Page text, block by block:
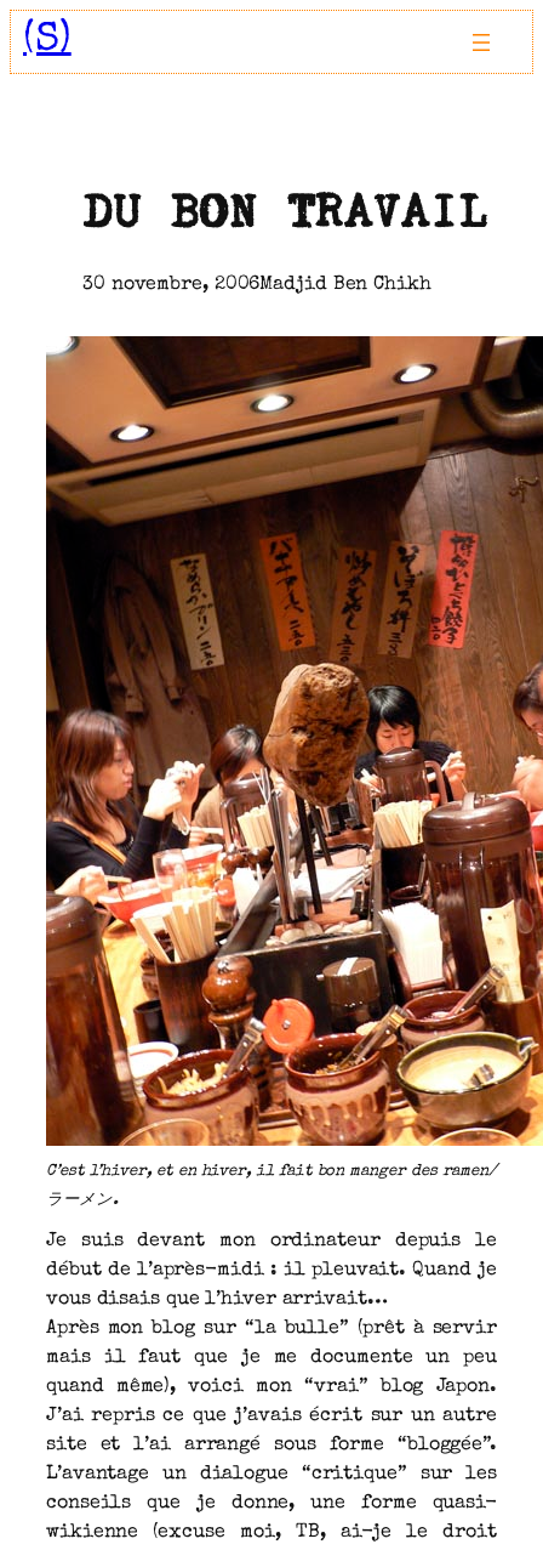
Aller
au(S)
DU BON TRAVAIL
30 novembre, 2006Madjid Ben Chikh
C’est l’hiver, et en hiver, il fait bon manger des ramen/
ラーメン.
Je suis devant mon ordinateur depuis le
début de l’après-midi : il pleuvait. Quand je
vous disais que l’hiver arrivait…
Après mon blog sur “la bulle” (prêt à servir
mais il faut que je me documente un peu
quand même), voici mon “vrai” blog Japon.
J’ai repris ce que j’avais écrit sur un autre
site et l’ai arrangé sous forme “bloggée”.
L’avantage un dialogue “critique” sur les
conseils que je donne, une forme quasi-
wikienne (excuse moi, TB, ai-je le droit